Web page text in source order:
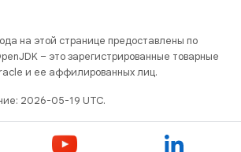
на этой странице предоставлены по
– это зарегистрированные товарные
и ее аффилированных лиц.
2026-05-19 UTC.